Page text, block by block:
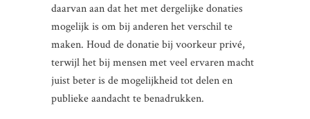
daarvan aan dat het met dergelijke donaties
mogelijk is om bij anderen het verschil te
maken. Houd de donatie bij voorkeur privé,
terwijl het bij mensen met veel ervaren macht
juist beter is de mogelijkheid tot delen en
publieke aandacht te benadrukken.